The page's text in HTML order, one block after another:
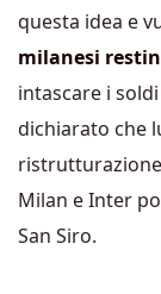
questa idea e
milanesi
intascare i
dichiarato che
Milan e Inter
San Siro.